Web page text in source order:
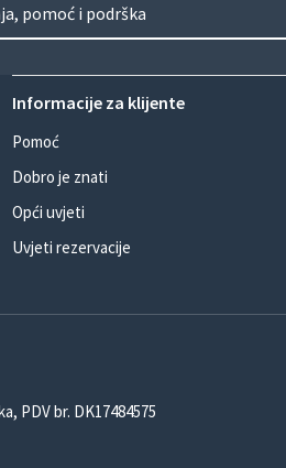
pomoć i podrška
Informacije za klijente
Pomoć
Dobro je znati
Opći uvjeti
Uvjeti rezervacije
PDV br. DK17484575